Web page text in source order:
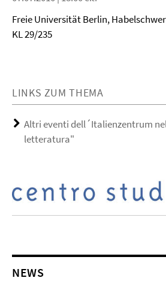
Freie Universität Berlin,
KL 29/235
LINKS ZUM THEMA
Altri eventi dell´Italienzentrum
letteratura"
NEWS